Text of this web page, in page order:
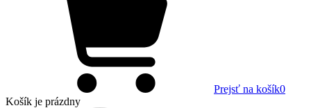
Prejsť na košík0
Košík je prázdny